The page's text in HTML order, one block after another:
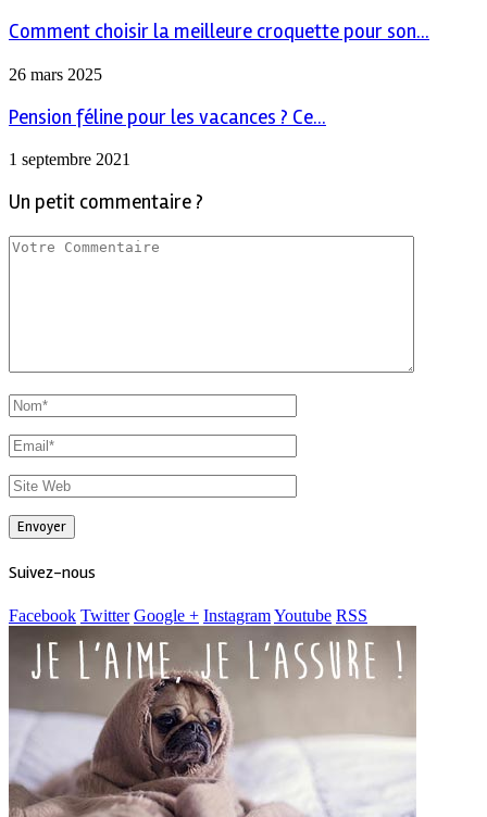
Comment choisir la meilleure croquette pour son...
26 mars 2025
Pension féline pour les vacances ? Ce...
1 septembre 2021
Un petit commentaire ?
Suivez-nous
Facebook Twitter Google + InstagramYoutube RSS